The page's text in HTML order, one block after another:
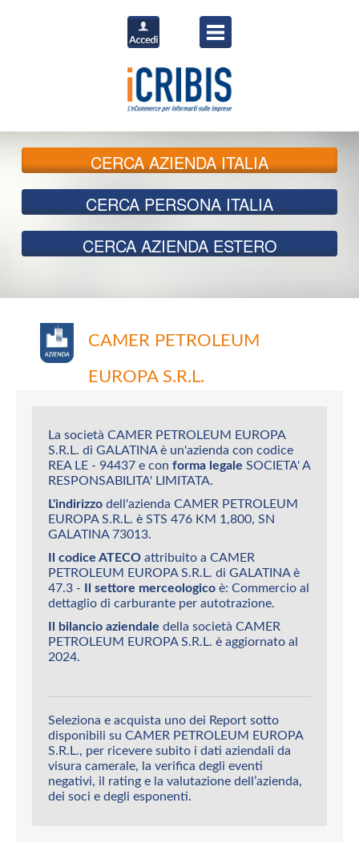
CERCAAZIENDA ITALIA
CERCA PERSONA ITALIA
CERCA AZIENDA ESTERO
CAMER PETROLEUM
EUROPA S.R.L.
La società CAMER PETROLEUM EUROPA
S.R.L. di GALATINA è un'azienda con codice
REA LE - 94437 e con forma legale SOCIETA' A
RESPONSABILITA' LIMITATA.
L'indirizzo dell'azienda CAMER PETROLEUM
EUROPA S.R.L. è STS 476 KM 1,800, SN
GALATINA 73013.
Il codice ATECO attribuito a CAMER
PETROLEUM EUROPA S.R.L. di GALATINA è
47.3 - Il settore merceologico è: Commercio al
dettaglio di carburante per autotrazione.
Il bilancio aziendale della società CAMER
PETROLEUM EUROPA S.R.L. è aggiornato al
2024.
Seleziona e acquista uno dei Report sotto
disponibili su CAMER PETROLEUM EUROPA
S.R.L., per ricevere subito i dati aziendali da
visura camerale, la verifica degli eventi
negativi, il rating e la valutazione dell’azienda,
dei soci e degli esponenti.